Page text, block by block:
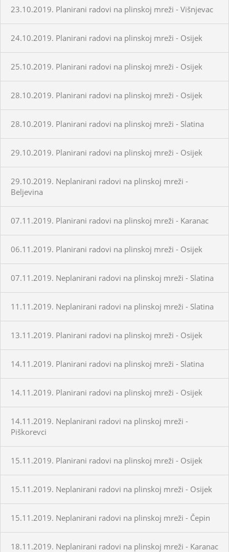
23.10.2019. Planirani radovi na plinskoj mreži - Višnjevac
24.10.2019. Planirani radovi na plinskoj mreži - Osijek
25.10.2019. Planirani radovi na plinskoj mreži - Osijek
28.10.2019. Planirani radovi na plinskoj mreži - Osijek
28.10.2019. Planirani radovi na plinskoj mreži - Slatina
29.10.2019. Planirani radovi na plinskoj mreži - Osijek
29.10.2019. Neplanirani radovi na plinskoj mreži -
Beljevina
07.11.2019. Planirani radovi na plinskoj mreži - Karanac
06.11.2019. Planirani radovi na plinskoj mreži - Osijek
07.11.2019. Neplanirani radovi na plinskoj mreži - Slatina
11.11.2019. Neplanirani radovi na plinskoj mreži - Slatina
13.11.2019. Planirani radovi na plinskoj mreži - Osijek
14.11.2019. Planirani radovi na plinskoj mreži - Slatina
14.11.2019. Planirani radovi na plinskoj mreži - Osijek
14.11.2019. Neplanirani radovi na plinskoj mreži -
Piškorevci
15.11.2019. Planirani radovi na plinskoj mreži - Osijek
15.11.2019. Neplanirani radovi na plinskoj mreži - Osijek
15.11.2019. Neplanirani radovi na plinskoj mreži - Čepin
18.11.2019. Neplanirani radovi na plinskoj mreži - Karanac